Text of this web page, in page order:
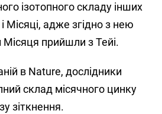
ізотопного складу інших
Місяці, адже згідно з нею
Місяця прийшли з Тейі.
в Nature, дослідники
склад місячного цинку
зіткнення.